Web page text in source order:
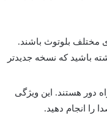
مختلف بلوتوث باشند.
یا بلوتوث نسخه 5.0 باشد. در نظر داشته باشید که نسخه جدیدتر
دور هستند. این ویژگی
را انجام دهید.